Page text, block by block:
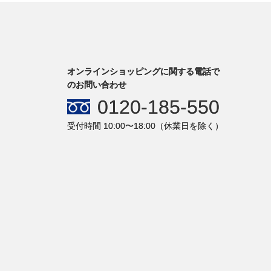
オンラインショッピングに関する電話で
のお問い合わせ
0120-185-550
受付時間 10:00〜18:00（休業日を除く）